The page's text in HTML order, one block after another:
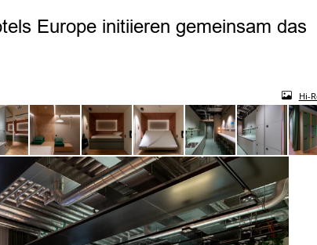
Europe initiieren gemeinsam das
Hi-